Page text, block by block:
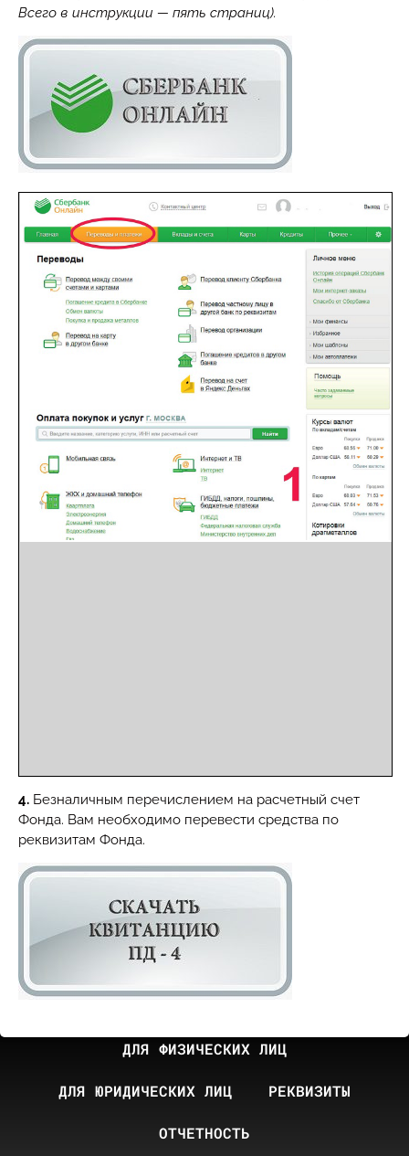
Всего в инструкции — пять страниц).
4. Безналичным перечислением на расчетный счет
Фонда. Вам необходимо перевести средства по
реквизитам Фонда.
ДЛЯ ФИЗИЧЕСКИХ ЛИЦ
ДЛЯ ЮРИДИЧЕСКИХ ЛИЦ РЕКВИЗИТЫ
ОТЧЕТНОСТЬ